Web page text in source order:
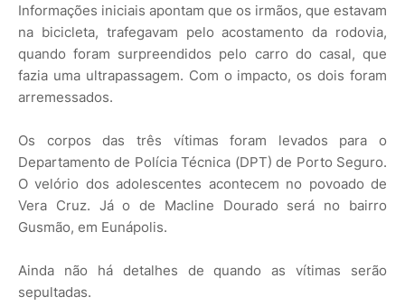
Informações iniciais apontam que os irmãos, que estavam
na bicicleta, trafegavam pelo acostamento da rodovia,
quando foram surpreendidos pelo carro do casal, que
fazia uma ultrapassagem. Com o impacto, os dois foram
arremessados.
Os corpos das três vítimas foram levados para o
Departamento de Polícia Técnica (DPT) de Porto Seguro.
O velório dos adolescentes acontecem no povoado de
Vera Cruz. Já o de Macline Dourado será no bairro
Gusmão, em Eunápolis.
Ainda não há detalhes de quando as vítimas serão
sepultadas.